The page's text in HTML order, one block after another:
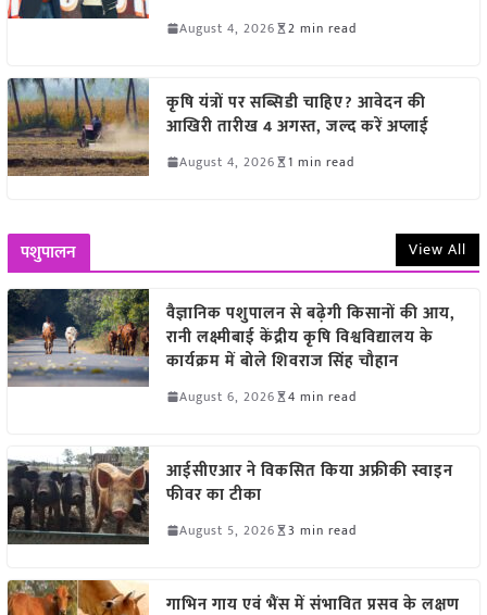
August 4, 2026 2 min read
कृषि यंत्रों पर सब्सिडी चाहिए? आवेदन की
आखिरी तारीख 4 अगस्त, जल्द करें अप्लाई
August 4, 2026 1 min read
पशुपालन View All
वैज्ञानिक पशुपालन से बढ़ेगी किसानों की आय,
रानी लक्ष्मीबाई केंद्रीय कृषि विश्वविद्यालय के
कार्यक्रम में बोले शिवराज सिंह चौहान
August 6, 2026 4 min read
आईसीएआर ने विकसित किया अफ्रीकी स्वाइन
फीवर का टीका
August 5, 2026 3 min read
गाभिन गाय एवं भैंस में संभावित प्रसव के लक्षण